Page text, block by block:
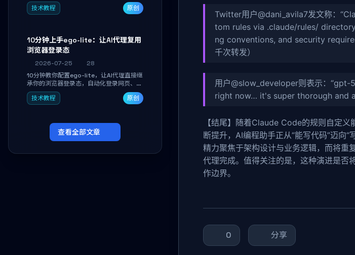
南，学完即可掌握多模型切换、RAG管道构
技术教程 原创
10分钟上手ego-lite：让AI代理复用
浏览器登录态
2026-07-25
28
10分钟教你配置ego-lite，让AI代理直接继
承你的浏览器登录态，自动化登录网页、抓
取数据，无需分享密码，多任务并行不干扰
日常使用。
技术教程 原创
查看全部文章
Twitter用户@dani_avila7发文称：
tom rules via .claude/rules/
ng conventions, and security
千次转发）
用户@slow_developer则表示：
right now… it's super thorough and
【结尾】随着Claude Code的规则自定
断提升，AI编程助手正从“能写代码”迈向
精力聚焦于架构设计与业务逻辑，而将重
代理完成。值得关注的是，这种演进是否
作边界。
0 分享